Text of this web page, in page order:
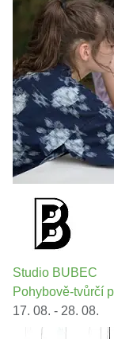
Studio BUBEC
Pohybově-tvůrčí
17. 08. - 28. 08.